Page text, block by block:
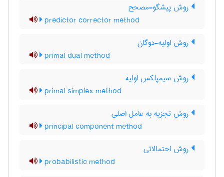
روش پیشگو-مصحح
predictor corrector method
روش اولیه-دوگان
primal dual method
روش سیمپلکس اولیه
primal simplex method
روش تجزیه به عامل اصلی
principal component method
روش احتمالاتی
probabilistic method